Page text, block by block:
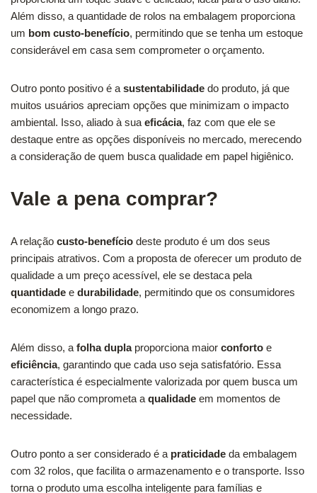
Além disso, a quantidade de rolos na embalagem proporciona
um bom custo-benefício, permitindo que se tenha um estoque
considerável em casa sem comprometer o orçamento.
Outro ponto positivo é a sustentabilidade do produto, já que
muitos usuários apreciam opções que minimizam o impacto
ambiental. Isso, aliado à sua eficácia, faz com que ele se
destaque entre as opções disponíveis no mercado, merecendo
a consideração de quem busca qualidade em papel higiênico.
Vale a pena comprar?
A relação custo-benefício deste produto é um dos seus
principais atrativos. Com a proposta de oferecer um produto de
qualidade a um preço acessível, ele se destaca pela
quantidade e durabilidade, permitindo que os consumidores
economizem a longo prazo.
Além disso, a folha duplaproporciona maior conforto e
eficiência, garantindo que cada uso seja satisfatório. Essa
característica é especialmente valorizada por quem busca um
papel que não comprometa a qualidade em momentos de
necessidade.
Outro ponto a ser considerado é a praticidade da embalagem
com 32 rolos, que facilita o armazenamento e o transporte. Isso
torna o produto uma escolha inteligente para famílias e